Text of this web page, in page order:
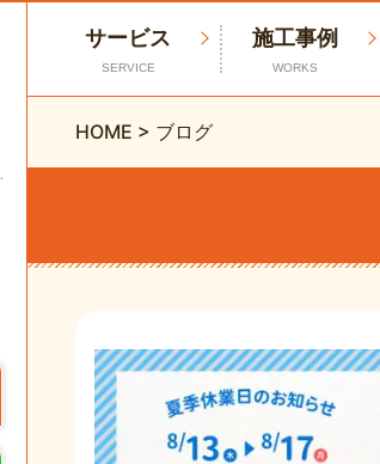
サービス
SERVICE
施工事例
WORKS
HOME > ブログ